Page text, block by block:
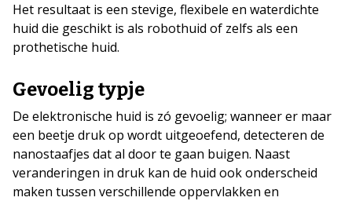
Het resultaat is een stevige, flexibele en waterdichte
huid die geschikt is als robothuid of zelfs als een
prothetische huid.
Gevoelig typje
De elektronische huid is zó gevoelig; wanneer er maar
een beetje druk op wordt uitgeoefend, detecteren de
nanostaafjes dat al door te gaan buigen. Naast
veranderingen in druk kan de huid ook onderscheid
maken tussen verschillende oppervlakken en